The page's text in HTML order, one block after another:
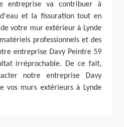
entreprise va contribuer à
et la fissuration tout en
votre mur extérieur à Lynde
professionnels et des
entreprise Davy Peintre 59
irréprochable. De ce fait,
notre entreprise Davy
vos murs extérieurs à Lynde